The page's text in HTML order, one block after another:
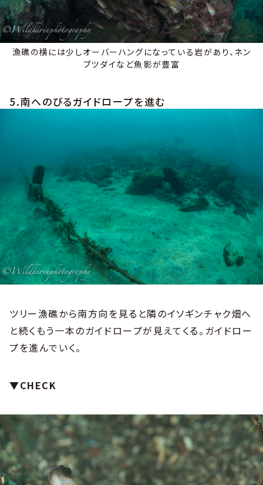
漁礁の横には少しオーバーハングになっている岩があり、ネン
ブツダイなど魚影が豊富
5.南へのびるガイドロープを進む
ツリー漁礁から南方向を見ると隣のイソギンチャク畑へ
と続くもう一本のガイドロープが見えてくる。ガイドロー
プを進んでいく。
▼CHECK